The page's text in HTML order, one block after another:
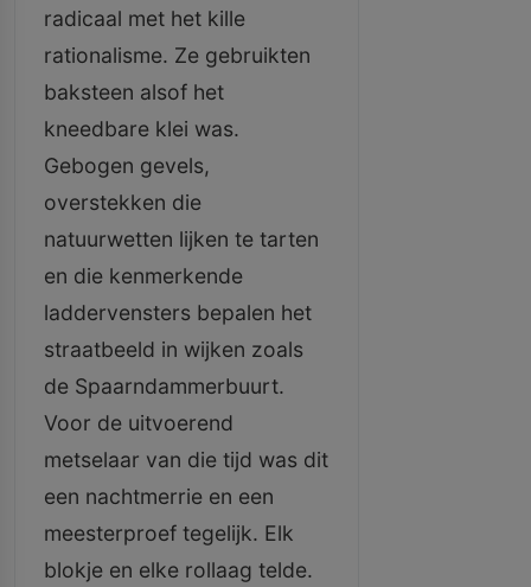
radicaal met het kille
rationalisme. Ze gebruikten
baksteen alsof het
kneedbare klei was.
Gebogen gevels,
overstekken die
natuurwetten lijken te tarten
en die kenmerkende
laddervensters bepalen het
straatbeeld in wijken zoals
de Spaarndammerbuurt.
Voor de uitvoerend
metselaar van die tijd was dit
een nachtmerrie en een
meesterproef tegelijk. Elk
blokje en elke rollaag telde.